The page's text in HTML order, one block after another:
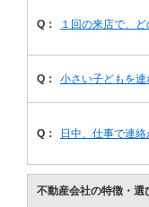
Q： １回の来店で、
Q： 小さい子どもを連
Q： 日中、仕事で連
不動産会社の特徴・選